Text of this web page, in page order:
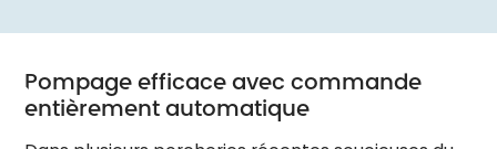
Pompage efficace avec commande
entièrement automatique